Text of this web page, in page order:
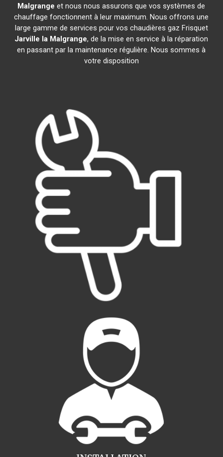
Malgrange et nous nous assurons que vos systèmes de
chauffage fonctionnent à leur maximum. Nous offrons une
large gamme de services pour vos chaudières gaz Frisquet
Jarville la Malgrange, de la mise en service à la réparation
en passant par la maintenance régulière. Nous sommes à
votre disposition